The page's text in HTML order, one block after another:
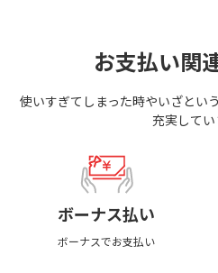
お支払い関
使いすぎてしまった時やいざとい
充実してい
ボーナス払い
ボーナスでお支払い